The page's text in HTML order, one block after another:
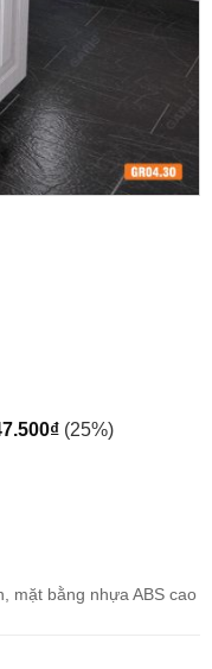
₫(25%)
mặt bằng nhựa ABS cao